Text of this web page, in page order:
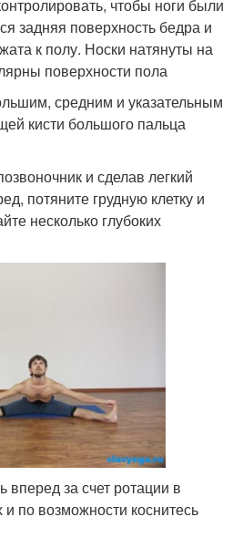
чтобы ноги были
задняя поверхность бедра и
к полу. Носки натянуты на
поверхности пола
средним и указательным
кисти большого пальца
и сделав легкий
потяните грудную клетку и
несколько глубоких
вперед за счет ротации в
по возможности коснитесь